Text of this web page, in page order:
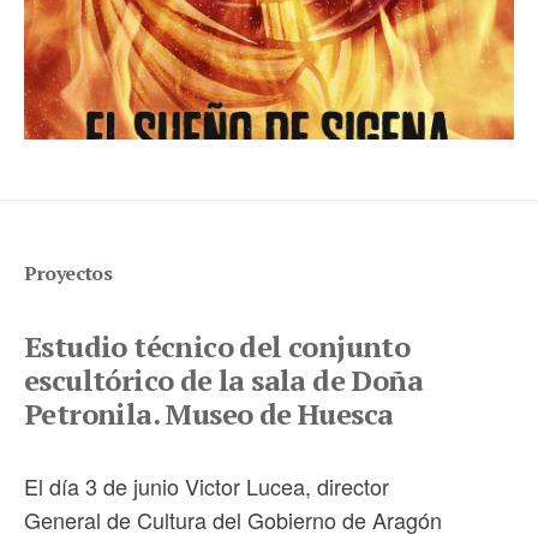
Proyectos
Estudio técnico del conjunto
escultórico de la sala de Doña
Petronila. Museo de Huesca
El día 3 de junio Victor Lucea, director
General de Cultura del Gobierno de Aragón